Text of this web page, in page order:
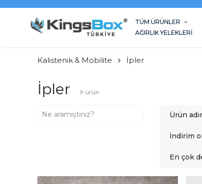
TÜM ÜRÜNLER
AĞIRLIK YELEKLERİ
Kalistenik & Mobilite İpler
İpler 9 ürün
Ürün
İndirim
En çok